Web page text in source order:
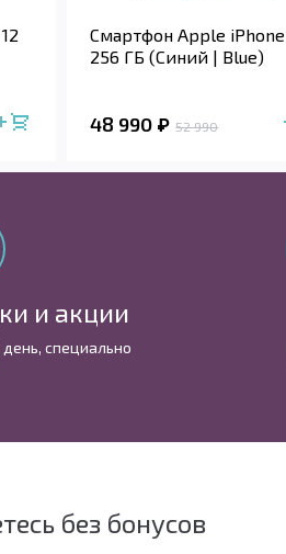
Смартфон Apple iPhone
256 ГБ (Синий | Blue)
48 990 52 990
и акции
cпециально
без бонусов